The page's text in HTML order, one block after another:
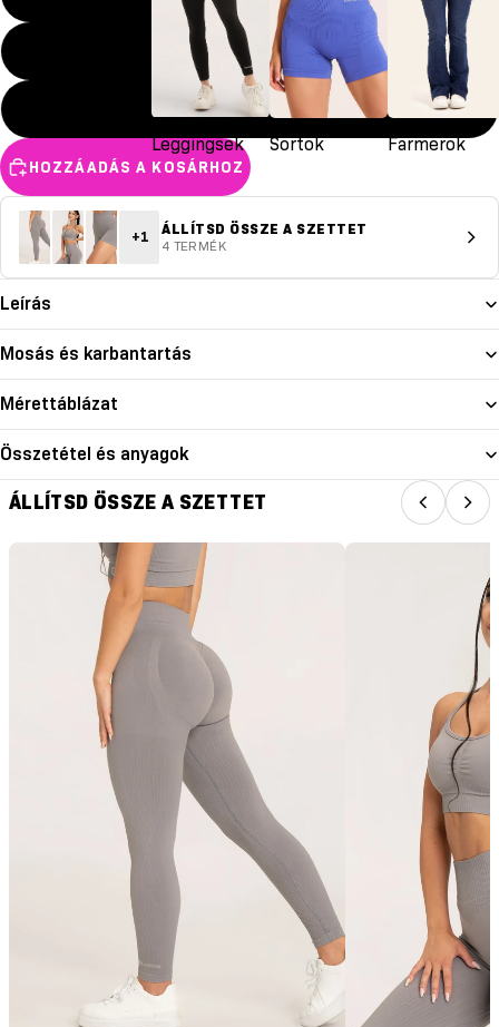
Leggingsek Sortok Farmerok
M
L
HOZZÁADÁS A KOSÁRHOZ
+1 ÁLLÍTSD ÖSSZE A SZETTET
4 TERMÉK
Leírás
Mosás és karbantartás
Mérettáblázat
Összetétel és anyagok
ÁLLÍTSD ÖSSZE A SZETTET